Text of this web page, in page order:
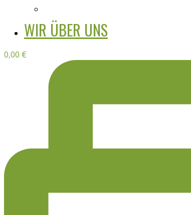
WIR ÜBER UNS
0,00 €